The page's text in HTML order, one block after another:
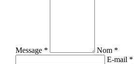
Message *
Nom *
E-mail *